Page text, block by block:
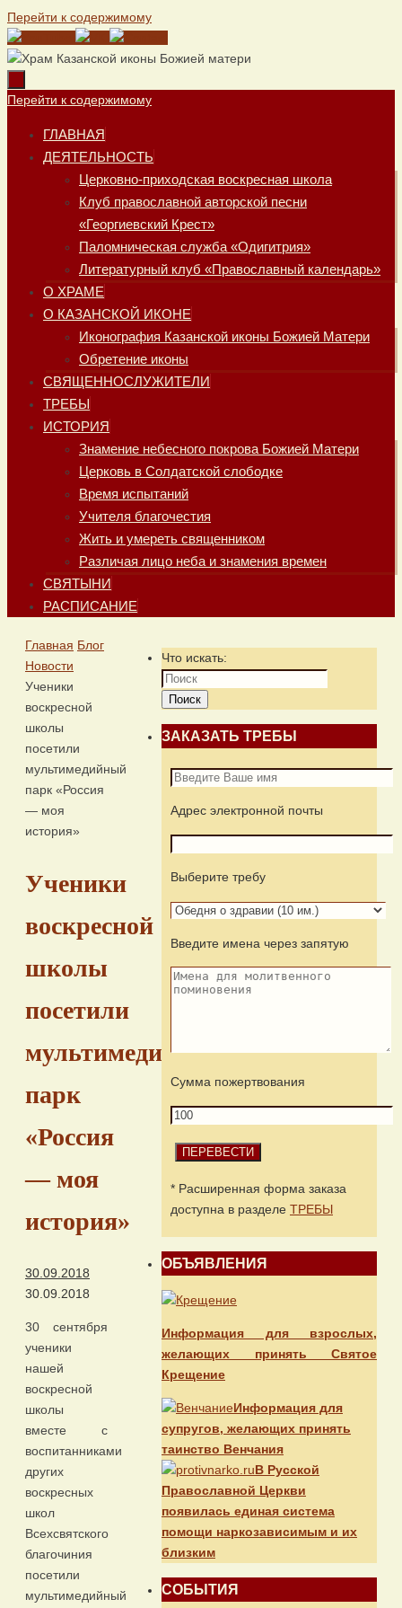
Перейти к содержимому
Перейти к содержимому
ГЛАВНАЯ
ДЕЯТЕЛЬНОСТЬ
Церковно-приходская воскресная школа
Клуб православной авторской песни
«Георгиевский Крест»
Паломническая служба «Одигитрия»
Литературный клуб «Православный календарь»
О ХРАМЕ
О КАЗАНСКОЙ ИКОНЕ
Иконография Казанской иконы Божией Матери
Обретение иконы
СВЯЩЕННОСЛУЖИТЕЛИ
ТРЕБЫ
ИСТОРИЯ
Знамение небесного покрова Божией Матери
Церковь в Солдатской слободке
Время испытаний
Учителя благочестия
Жить и умереть священником
Различая лицо неба и знамения времен
СВЯТЫНИ
РАСПИСАНИЕ
Главная Блог
Новости
Ученики
воскресной
школы
посетили
мультимедийный
парк «Россия
— моя
история»
Ученики
воскресной
школы
посетили
мультимедийный
парк
«Россия
— моя
история»
30.09.2018
30.09.2018
30 сентября
ученики
нашей
воскресной
школы
вместе с
воспитанниками
других
воскресных
школ
Всехсвятского
благочиния
посетили
мультимедийный
Что искать:
Поиск
ЗАКАЗАТЬ ТРЕБЫ
Адрес электронной почты
Выберите требу
Введите имена через запятую
Сумма пожертвования
* Расширенная форма заказа
доступна в разделе ТРЕБЫ
ОБЪЯВЛЕНИЯ
Информация для взрослых,
желающих принять Святое
Крещение
Информация для
супругов, желающих принять
таинство Венчания
В Русской
Православной Церкви
появилась единая система
помощи наркозависимым и их
близким
СОБЫТИЯ